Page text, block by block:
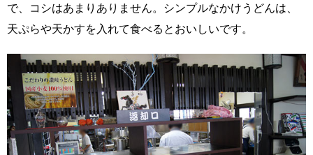
で、コシはあまりありません。シンプルなかけうどんは、
天ぷらや天かすを入れて食べるとおいしいです。